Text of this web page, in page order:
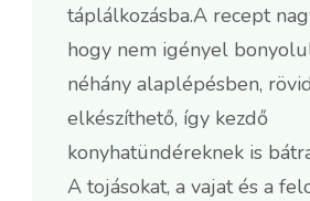
táplálkozásba.A recept
hogy nem igényel
néhány alaplépésben,
elkészíthető, így kezdő
konyhatündéreknek is
A tojásokat, a vajat és a